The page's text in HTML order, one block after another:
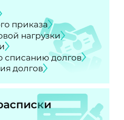
приказа
нагрузки
списанию долгов
долгов